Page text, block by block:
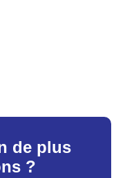
de plus
?